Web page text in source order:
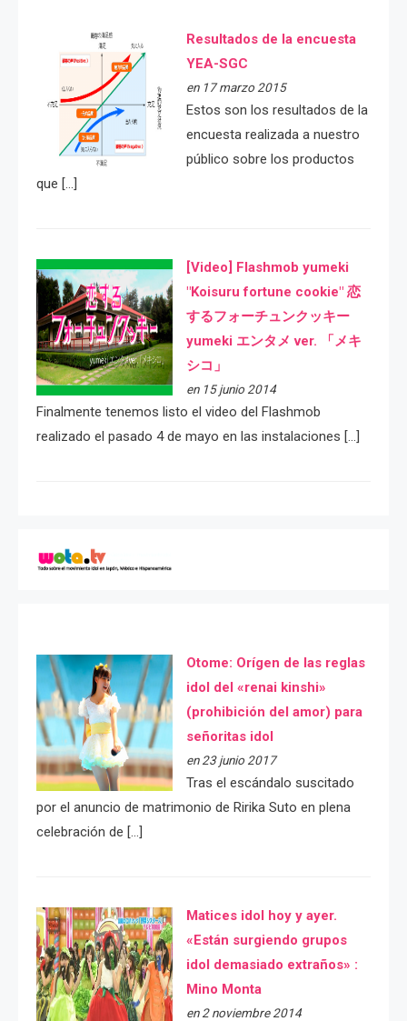
Resultados de la encuesta
YEA-SGC
en 17 marzo 2015
Estos son los resultados de la
encuesta realizada a nuestro
público sobre los productos
que […]
[Video] Flashmob yumeki
"Koisuru fortune cookie" 恋
するフォーチュンクッキー
yumeki エンタメ ver. 「メキ
シコ」
en 15 junio 2014
Finalmente tenemos listo el video del Flashmob
realizado el pasado 4 de mayo en las instalaciones […]
Otome: Orígen de las reglas
idol del «renai kinshi»
(prohibición del amor) para
señoritas idol
en 23 junio 2017
Tras el escándalo suscitado
por el anuncio de matrimonio de Ririka Suto en plena
celebración de […]
Matices idol hoy y ayer.
«Están surgiendo grupos
idol demasiado extraños» :
Mino Monta
en 2 noviembre 2014